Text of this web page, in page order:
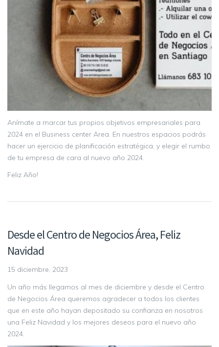
Anímate a marcar tus propios objetivos empresariales para
2024 en el Business center Area. En nuestros espacios podrás
hacer un ejercicio de planificación estratégica, y elegir el rumbo
de tu empresa de cara al nuevo año 2024.
Feliz Año!
Desde el Centro de Negocios Área, Feliz
Navidad
15 diciembre, 2023
Un año más llegamos al mes de diciembre y desde el Centro
de Negocios Área queremos agradecer a todos los clientes
que en este año hayan depositado su confianza en nosotros
una Feliz Navidad y los mejores deseos para el nuevo año
2024.